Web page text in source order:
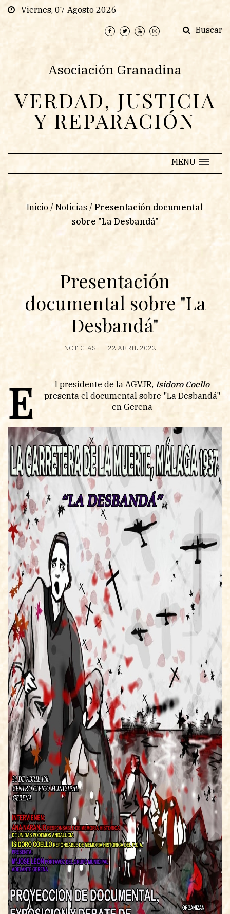
Viernes, 07 Agosto 2026
Buscar
Asociación Granadina
VERDAD, JUSTICIA
Y REPARACIÓN
MENU
Inicio / Noticias / Presentación documental
sobre "La Desbandá"
Presentación
documental sobre "La
Desbandá"
NOTICIAS 22 ABRIL 2022
E l presidente de la AGVJR, Isidoro Coello
presenta el documental sobre "La Desbandá"
en Gerena